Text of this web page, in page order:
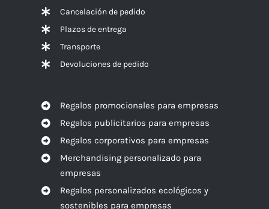
Cancelación de pedido
Plazos de entrega
Transporte
Devoluciones de pedido
Regalos promocionales para empresas
Regalos publicitarios para empresas
Regalos corporativos para empresas
Merchandising personalizado para
empresas
Regalos personalizados ecológicos y
sostenibles para empresas